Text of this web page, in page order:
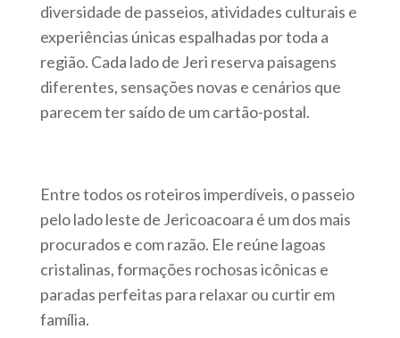
diversidade de passeios, atividades culturais e
experiências únicas espalhadas por toda a
região. Cada lado de Jeri reserva paisagens
diferentes, sensações novas e cenários que
parecem ter saído de um cartão-postal.
Entre todos os roteiros imperdíveis, o passeio
pelo lado leste de Jericoacoara é um dos mais
procurados e com razão. Ele reúne lagoas
cristalinas, formações rochosas icônicas e
paradas perfeitas para relaxar ou curtir em
família.